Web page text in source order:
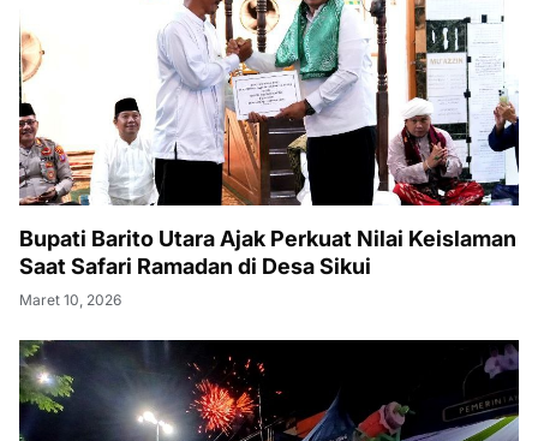
Bupati Barito Utara Ajak Perkuat Nilai Keislaman
Saat Safari Ramadan di Desa Sikui
Maret 10, 2026